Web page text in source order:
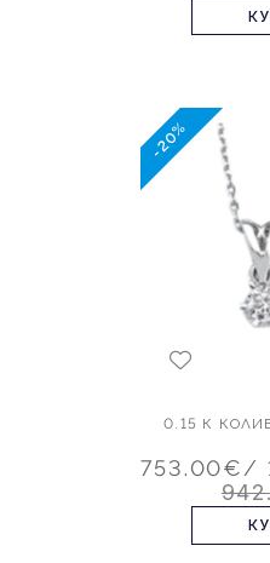
-20%
0.15 К
753.00€/